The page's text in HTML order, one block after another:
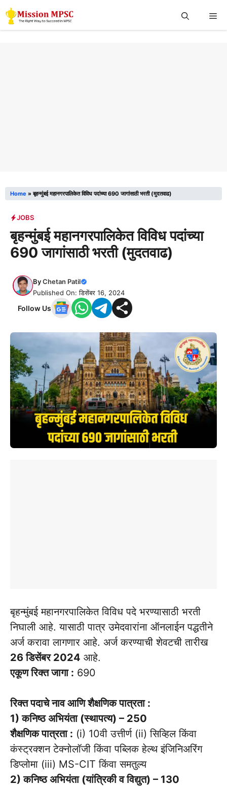
Skip
to
Home »बृहन्मुंबई महानगरपालिकेत विविध पदांच्या 690 जागांसाठी भरती (मुदतवाढ)
JOBS
बृहन्मुंबई महानगरपालिकेत विविध पदांच्या
690 जागांसाठी भरती (मुदतवाढ)
ByChetan Patil
Published On: डिसेंबर 16, 2024
Follow Us
बृहन्मुंबई महानगरपालिकेत विविध पदे भरण्यासाठी भरती
निघाली आहे. यासाठी पात्र उमेदवारांना ऑनलाईन पद्धतीने
अर्ज करावा लागणार आहे. अर्ज करण्याची शेवटची तारीख
26 डिसेंबर 2024 आहे.
एकूण रिक्त जागा : 690
रिक्त पदाचे नाव आणि शैक्षणिक पात्रता :
1) कनिष्ठ अभियंता (स्थापत्य) – 250
शैक्षणिक पात्रता : (i) 10वी उत्तीर्ण (ii) सिव्हिल किंवा
कंस्ट्रक्शन टेक्नोलॉजी किंवा पब्लिक हेल्थ इंजिनिअरिंग
डिप्लोमा (iii) MS-CIT किंवा समतुल्य
2) कनिष्ठ अभियंता (यांत्रिकी व विद्युत) – 130